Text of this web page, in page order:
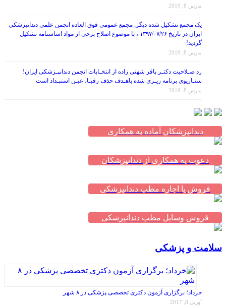
مارس 8, 2019
یک مجمع تشکیل شده دیگر: مجمع عمومی فوق العاده انجمن علمی دندانپزشکی
ایران در تاریخ ۱۳۹۷/۰۷/۲۶ ، با موضوع اصلاح برخی از مواد اساسنامه تشکیل
گردید!
مارس 8, 2019
رد صـلاحیت دکتـر باقر شهنی زاده از انتخـابات انجمن دندانپـزشکی ایران!
سنـاریوی برنامه ریـزی شده باهـدف حذف رقبـا، عیـن استبـداد است
مارس 8, 2019
دندانپزشکان آماده به همکاری
دعوت به همکاری از دندانپزشکان
فروش یا اجاره مطب دندانپزشکی
فروش وسایل مطب دندانپزشکی
سلامت و پزشکی
خرداد؛ برگزاری آزمون دکتری تخصصی پزشکی در ۸ شهر
آوریل 8, 2017